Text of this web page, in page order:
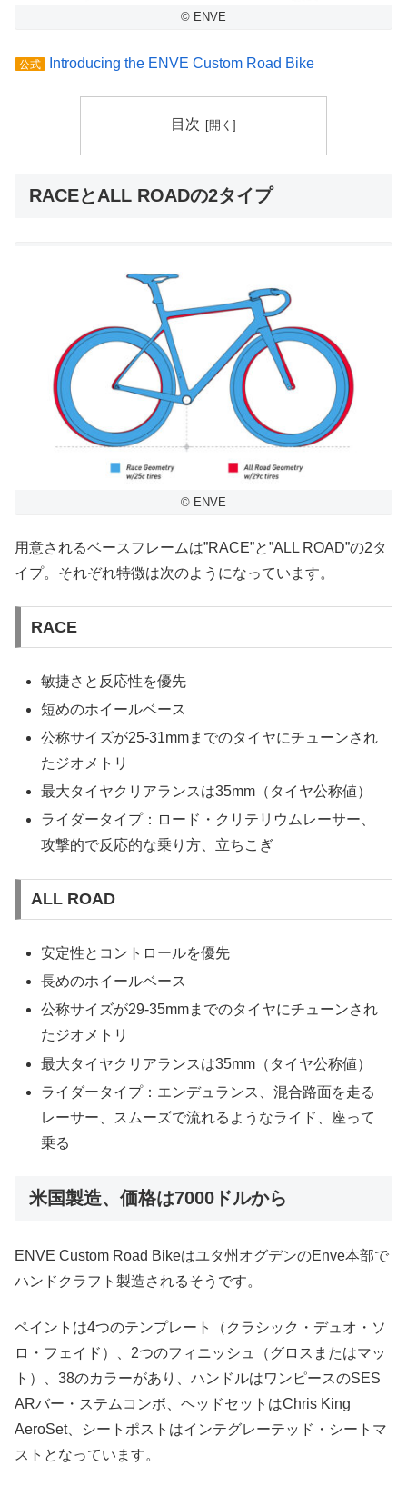
© ENVE
公式 Introducing the ENVE Custom Road Bike
目次
RACEとALL ROADの2タイプ
© ENVE
用意されるベースフレームは”RACE”と”ALL ROAD”の2タ
イプ。それぞれ特徴は次のようになっています。
RACE
敏捷さと反応性を優先
短めのホイールベース
公称サイズが25-31mmまでのタイヤにチューンされ
たジオメトリ
最大タイヤクリアランスは35mm（タイヤ公称値）
ライダータイプ：ロード・クリテリウムレーサー、
攻撃的で反応的な乗り方、立ちこぎ
ALL ROAD
安定性とコントロールを優先
長めのホイールベース
公称サイズが29-35mmまでのタイヤにチューンされ
たジオメトリ
最大タイヤクリアランスは35mm（タイヤ公称値）
ライダータイプ：エンデュランス、混合路面を走る
レーサー、スムーズで流れるようなライド、座って
乗る
米国製造、価格は7000ドルから
ENVE Custom Road Bikeはユタ州オグデンのEnve本部で
ハンドクラフト製造されるそうです。
ペイントは4つのテンプレート（クラシック・デュオ・ソ
ロ・フェイド）、2つのフィニッシュ（グロスまたはマッ
ト）、38のカラーがあり、ハンドルはワンピースのSES
ARバー・ステムコンボ、ヘッドセットはChris King
AeroSet、シートポストはインテグレーテッド・シートマ
ストとなっています。